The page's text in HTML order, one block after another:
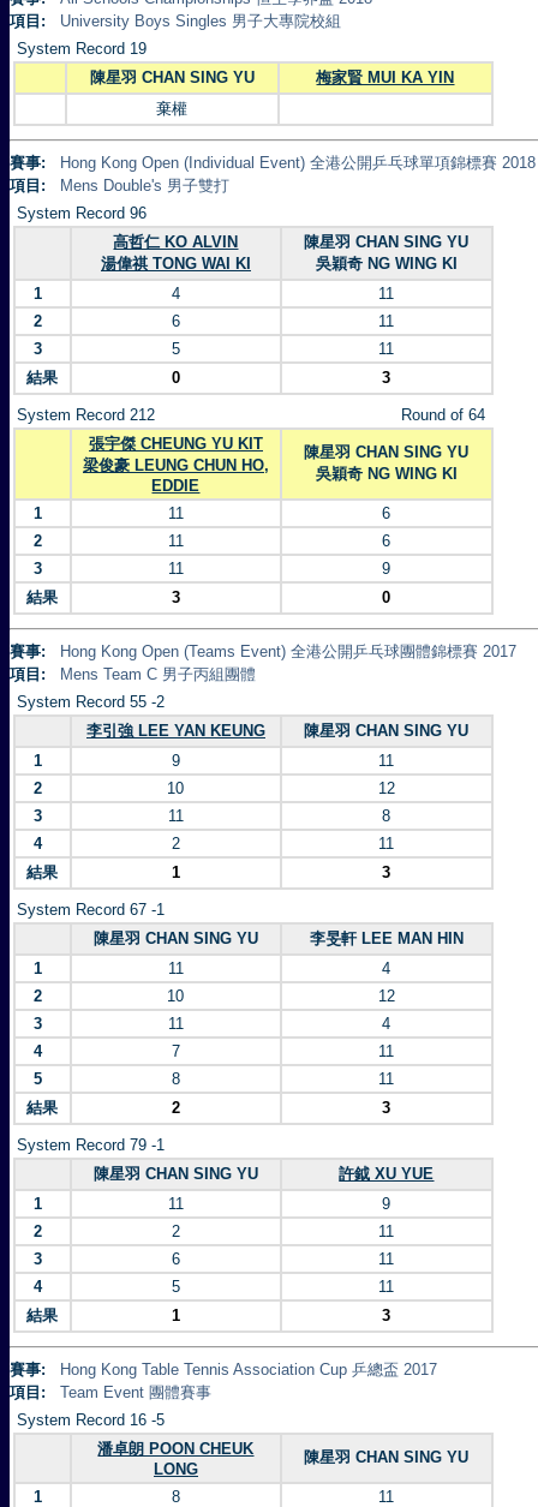
項目:
University Boys Singles 男子大專院校組
System Record 19
陳星羽 CHAN SING YU
梅家賢 MUI KA YIN
棄權
賽事:
Hong Kong Open (Individual Event) 全港公開乒乓球單項錦標賽 2018
項目:
Mens Double's 男子雙打
System Record 96
高哲仁 KO ALVIN
湯偉祺 TONG WAI KI
陳星羽 CHAN SING YU
吳穎奇 NG WING KI
1
4
11
2
6
11
3
5
11
結果
0 3
System Record 212
Round of 64
張宇傑 CHEUNG YU KIT
梁俊豪 LEUNG CHUN HO,
EDDIE
陳星羽 CHAN SING YU
吳穎奇 NG WING KI
1 11
6
2
11
6
3
11
9
結果
3 0
賽事:
Hong Kong Open (Teams Event) 全港公開乒乓球團體錦標賽 2017
項目:
Mens Team C 男子丙組團體
System Record 55 -2
李引強 LEE YAN KEUNG
陳星羽 CHAN SING YU
1
9
11
2
10
12
3
11
8
4
2
11
結果
1 3
System Record 67 -1
陳星羽 CHAN SING YU
李旻軒 LEE MAN HIN
1
11
4
2
10
12
3
11
4
4
7
11
5
8
11
結果
2 3
System Record 79 -1
陳星羽 CHAN SING YU
許鉞 XU YUE
1
11
9
2
2
11
3
6
11
4
5
11
結果
1 3
賽事:
Hong Kong Table Tennis Association Cup 乒總盃 2017
項目:
Team Event 團體賽事
System Record 16 -5
潘卓朗 POON CHEUK
LONG
陳星羽 CHAN SING YU
1 8
11